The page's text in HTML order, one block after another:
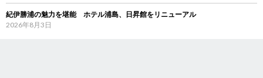
紀伊勝浦の魅力を堪能 ホテル浦島、日昇館をリニューアル
2026年8月3日